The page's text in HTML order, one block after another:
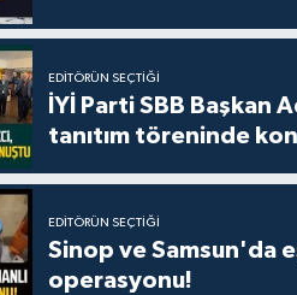
EDITÖRÜN SEÇTIĞI
İYİ Parti SBB Başkan
tanıtım töreninde
EDITÖRÜN SEÇTIĞI
Sinop ve Samsun'da
operasyonu!